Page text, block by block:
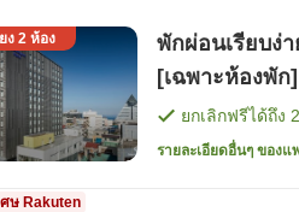
ง 2 ห้อง
พักผ่อนเรียบง่
[เฉพาะห้องพัก]
ยกเลิกฟรีได้ถึง
รายละเอียดอื่นๆ ของแ
ษ Rakuten